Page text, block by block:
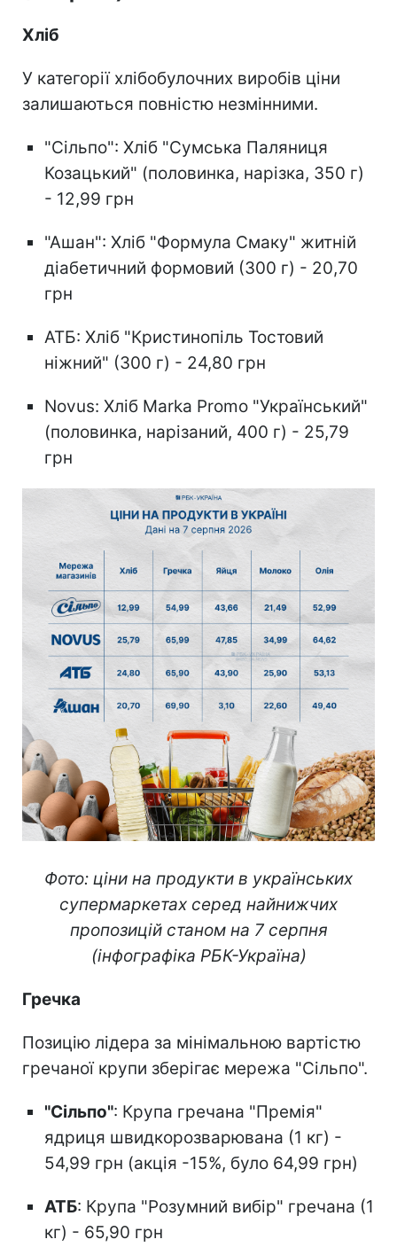
Хліб
У категорії хлібобулочних виробів ціни
залишаються повністю незмінними.
"Сільпо": Хліб "Сумська Паляниця
Козацький" (половинка, нарізка, 350 г)
- 12,99 грн
"Ашан": Хліб "Формула Смаку" житній
діабетичний формовий (300 г) - 20,70
грн
АТБ: Хліб "Кристинопіль Тостовий
ніжний" (300 г) - 24,80 грн
Novus: Хліб Marka Promo "Український"
(половинка, нарізаний, 400 г) - 25,79
грн
Фото: ціни на продукти в українських
супермаркетах серед найнижчих
пропозицій станом на 7 серпня
(інфографіка РБК-Україна)
Гречка
Позицію лідера за мінімальною вартістю
гречаної крупи зберігає мережа "Сільпо".
"Сільпо": Крупа гречана "Премія"
ядриця швидкорозварювана (1 кг) -
54,99 грн (акція -15%, було 64,99 грн)
АТБ: Крупа "Розумний вибір" гречана (1
кг) - 65,90 грн